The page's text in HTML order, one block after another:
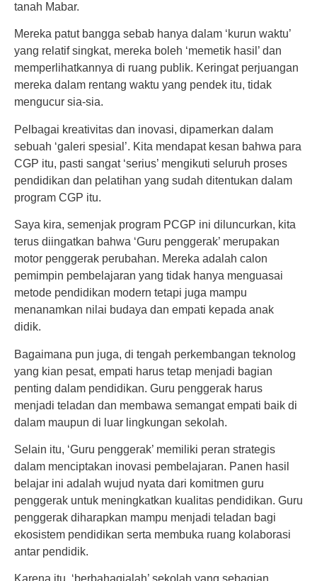
tanah Mabar.
Mereka patut bangga sebab hanya dalam ‘kurun waktu’
yang relatif singkat, mereka boleh ‘memetik hasil’ dan
memperlihatkannya di ruang publik. Keringat perjuangan
mereka dalam rentang waktu yang pendek itu, tidak
mengucur sia-sia.
Pelbagai kreativitas dan inovasi, dipamerkan dalam
sebuah ‘galeri spesial’. Kita mendapat kesan bahwa para
CGP itu, pasti sangat ‘serius’ mengikuti seluruh proses
pendidikan dan pelatihan yang sudah ditentukan dalam
program CGP itu.
Saya kira, semenjak program PCGP ini diluncurkan, kita
terus diingatkan bahwa ‘Guru penggerak’ merupakan
motor penggerak perubahan. Mereka adalah calon
pemimpin pembelajaran yang tidak hanya menguasai
metode pendidikan modern tetapi juga mampu
menanamkan nilai budaya dan empati kepada anak
didik.
Bagaimana pun juga, di tengah perkembangan teknolog
yang kian pesat, empati harus tetap menjadi bagian
penting dalam pendidikan. Guru penggerak harus
menjadi teladan dan membawa semangat empati baik di
dalam maupun di luar lingkungan sekolah.
Selain itu, ‘Guru penggerak’ memiliki peran strategis
dalam menciptakan inovasi pembelajaran. Panen hasil
belajar ini adalah wujud nyata dari komitmen guru
penggerak untuk meningkatkan kualitas pendidikan. Guru
penggerak diharapkan mampu menjadi teladan bagi
ekosistem pendidikan serta membuka ruang kolaborasi
antar pendidik.